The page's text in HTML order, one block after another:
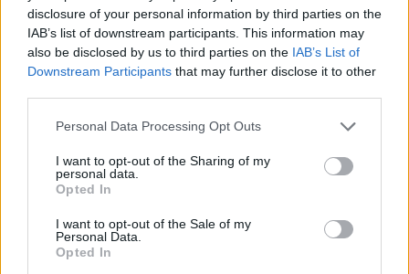
disclosure of your personal information by third parties on the
IAB’s list of downstream participants. This information may
also be disclosed by us to third parties on the IAB’s List of
Downstream Participants that may further disclose it to other
Personal Data Processing Opt Outs
I want to opt-out of the Sharing of my
personal data.
Opted In
I want to opt-out of the Sale of my
Personal Data.
Opted In
Shtuarmë15.07.2024 18:32